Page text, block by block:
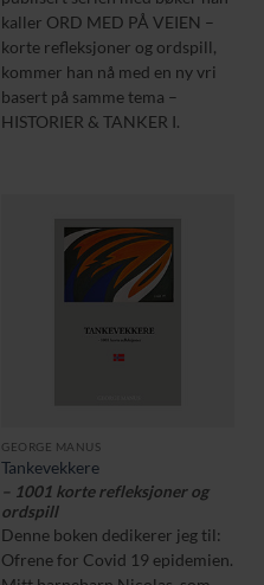
kaller ORD MED PÅ VEIEN –
korte refleksjoner og ordspill,
kommer han nå med en ny vri
basert på samme tema –
HISTORIER & TANKER I.
GEORGE MANUS
Tankevekkere
– 1001 korte refleksjoner og
ordspill
Denne boken dedikerer jeg til:
Ofrene for Covid 19 epidemien.